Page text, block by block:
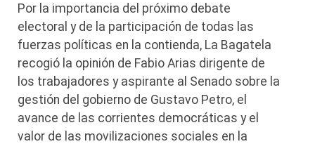
Por la importancia del próximo debate
electoral y de la participación de todas las
fuerzas políticas en la contienda, La Bagatela
recogió la opinión de Fabio Arias dirigente de
los trabajadores y aspirante al Senado sobre la
gestión del gobierno de Gustavo Petro, el
avance de las corrientes democráticas y el
valor de las movilizaciones sociales en la